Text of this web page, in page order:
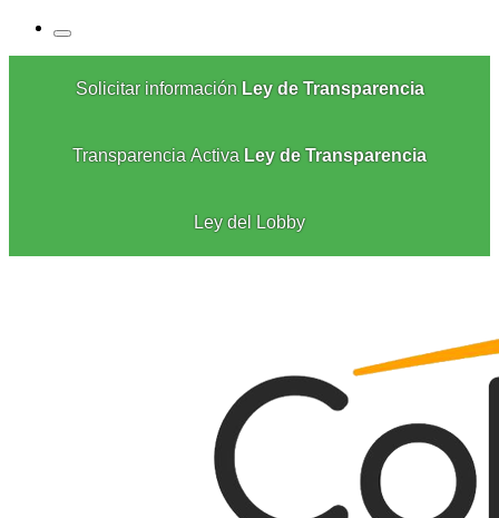
Solicitar información Ley de Transparencia
Transparencia Activa Ley de Transparencia
Ley del Lobby